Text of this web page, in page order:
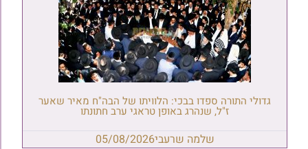
גדולי התורה ספדו בבכי: הלוויתו של הבה"ח מאיר שאער
ז"ל, שנהרג באופן טראגי ערב חתונתו
שלמה שרעבי05/08/2026